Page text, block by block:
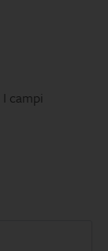
I campi